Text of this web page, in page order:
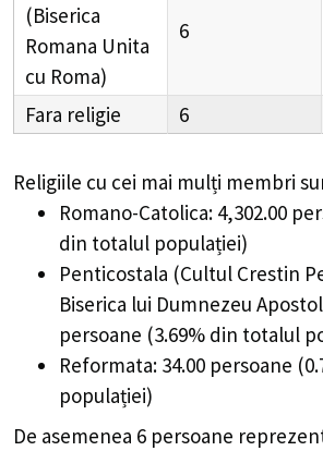
(Biserica
Romana Unita
cu Roma)
6
Fara religie 6
Religiile cu cei mai mulți membri
Romano-Catolica: 4,302.00
din totalul populației)
Penticostala (Cultul Crestin
Biserica lui Dumnezeu
persoane (3.69% din totalul
Reformata: 34.00 persoane
populației)
De asemenea 6 persoane